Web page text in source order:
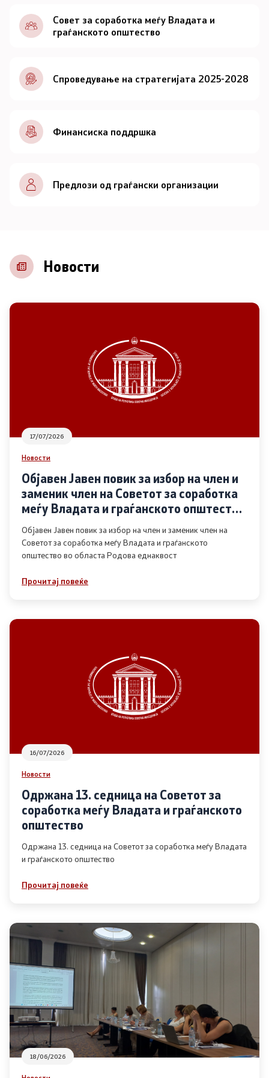
Документи
Совет
За советот
Документи
Записници и дневни редови од седниците на
Советот
Контакт
Основање на здружение
Дијалог меѓу Владата и граѓанскиот сектор
Отворени денови за иницијативи на граѓанските
организации
Финансиска поддршка
Извештаи
Список на ОЈИ
Контакт
Контакт
Линкови
Изјава за пристапност
Со еден клик до сите услуги
Совет за соработка меѓу Владата и
граѓанското општество
Спроведување на стратегијата 2025-2028
Финансиска поддршка
Предлози од граѓански организации
Новости
17/07/2026
Новости
Објавен Јавен повик за избор на член и
заменик член на Советот за соработка
меѓу Владата и граѓанското општество
во областа Родова еднаквост
Објавен Јавен повик за избор на член и заменик член на
Советот за соработка меѓу Владата и граѓанското
општество во областа Родова еднаквост
Прочитај повеќе
16/07/2026
Новости
Одржана 13. седница на Советот за
соработка меѓу Владата и граѓанското
општество
Одржана 13. седница на Советот за соработка меѓу Владата
и граѓанското општество
Прочитај повеќе
18/06/2026